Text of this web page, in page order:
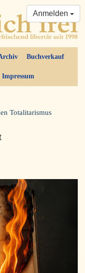
Buchverkauf
Impressum
Anmelden
Totalitarismus